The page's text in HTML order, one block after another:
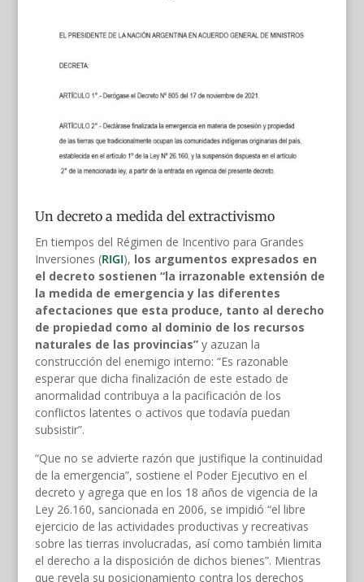
Un decreto a medida del extractivismo
En tiempos del Régimen de Incentivo para Grandes
Inversiones (RIGI), los argumentos expresados en
el decreto sostienen “la irrazonable extensión de
la medida de emergencia y las diferentes
afectaciones que esta produce, tanto al derecho
de propiedad como al dominio de los recursos
naturales de las provincias”y azuzan la
construcción del enemigo interno: “Es razonable
esperar que dicha finalización de este estado de
anormalidad contribuya a la pacificación de los
conflictos latentes o activos que todavía puedan
subsistir”.
“Que no se advierte razón que justifique la continuidad
de la emergencia”, sostiene el Poder Ejecutivo en el
decreto y agrega que en los 18 años de vigencia de la
Ley 26.160, sancionada en 2006, se impidió “el libre
ejercicio de las actividades productivas y recreativas
sobre las tierras involucradas, así como también limita
el derecho a la disposición de dichos bienes”. Mientras
que revela su posicionamiento contra los derechos